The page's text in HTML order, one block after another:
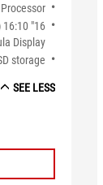
16:10
Display
storage
SEE LESS